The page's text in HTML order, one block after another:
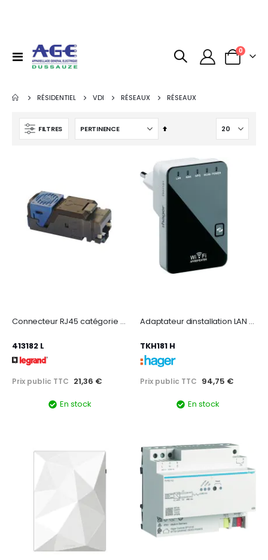
Basculer
Panier
0articles
RÉSIDENTIEL VDI RÉSEAUX RÉSEAUX
FILTRES
Par
Connecteur RJ45 catégorie 6 FTP pour coffret de communication
413182 L
Prix public TTC 21,36 €
En stock
Adaptateur dinstallation LAN / WIFI pour TKP100A
TKH181 H
Prix public TTC 94,75 €
En stock